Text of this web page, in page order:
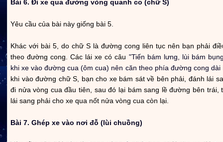
Bài 6. Đi xe qua đường vòng quanh co (chữ S)
Yêu cầu của bài này giống bài 5.
Khác với bài 5, do chữ S là đường cong liên tục nên bạn phải
theo đường cong. Các lái xe có câu "Tiến bám lưng, lùi bám
khi xe vào đường cua (ôm cua) nên căn theo phía đường cong dài
khi vào đường chữ S, bạn cho xe bám sát về bên phải, đánh lái
đi nửa vòng cua đầu tiên, sau đó lại bám sang lề đường bên trái,
lái sang phải cho xe qua nốt nửa vòng cua còn lại.
Bài 7. Ghép xe vào nơi đỗ (lùi chuồng)